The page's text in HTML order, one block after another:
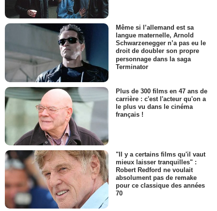
Même si l’allemand est sa
langue maternelle, Arnold
Schwarzenegger n’a pas eu le
droit de doubler son propre
personnage dans la saga
Terminator
Plus de 300 films en 47 ans de
carrière : c'est l'acteur qu'on a
le plus vu dans le cinéma
français !
"Il y a certains films qu'il vaut
mieux laisser tranquilles" :
Robert Redford ne voulait
absolument pas de remake
pour ce classique des années
70